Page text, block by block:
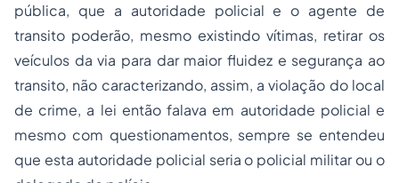
pública, que a autoridade policial e o agente de
transito poderão, mesmo existindo vítimas, retirar os
veículos da via para dar maior fluidez e segurança ao
transito, não caracterizando, assim, a violação do local
de crime, a lei então falava em autoridade policial e
mesmo com questionamentos, sempre se entendeu
que esta autoridade policial seria o policial militar ou o